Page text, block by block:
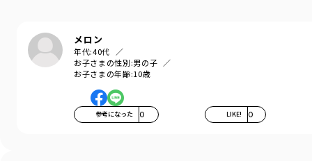
メロン
年代:40代
お子さまの性別:男の子
お子さまの年齢:10歳
参考になった 0 LIKE! 0